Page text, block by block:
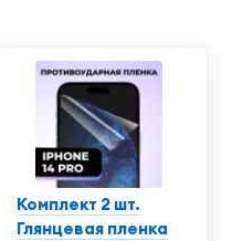
Комплект 2 шт.
Глянцевая пленка